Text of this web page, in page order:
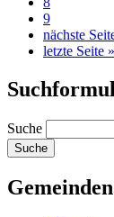
9
nächste
letzte Seite »
Suche